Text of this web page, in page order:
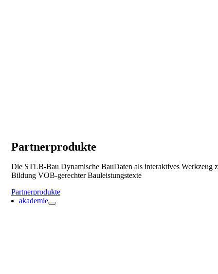
Partnerprodukte
Die STLB-Bau Dynamische BauDaten als interaktives Werkzeug
Bildung VOB-gerechter Bauleistungstexte
Partnerprodukte
akademie